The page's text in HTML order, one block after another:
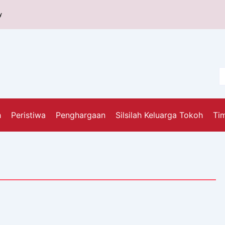
Peristiwa Penghargaan Silsilah Keluarga Tokoh